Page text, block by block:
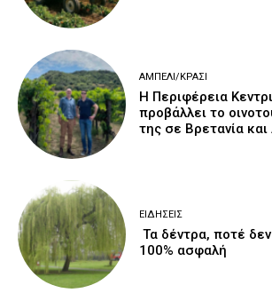
ΑΜΠΈΛΙ/ΚΡΑΣΊ
H Περιφέρεια
προβάλλει το
της σε Βρετανία
ΕΙΔΉΣΕΙΣ
Τα δέντρα, ποτέ δεν
100% ασφαλή